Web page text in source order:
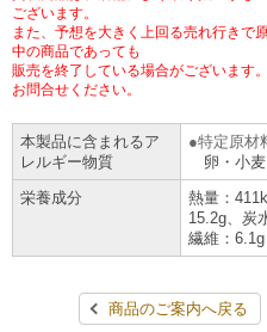
ニンテンドー・ダウンロードカ
スキャン
チケット
スポーツ振興くじ
セブン銀行ATM
各種料金のお支払い
レジでApple Accountにチャージ
チケットぴあ
CNプレイガイド
タワーレコード
停電時のサービス停止のお知ら
貸借対照表・損益計算書
国内店舗数
売上高、店舗数推移
セブン‐イレブンの海外事業
サステナビリティ推進体制
GREEN CHALLENGE 2050
4VISIONS
サステナビリティニュース
サステナビリティレポート
アルバイト情報
店舗検索
お問い合わせ
Language
English (Corporate)
简体中文(服务)
ございます。
また、予想を大きく上回る売れ行きで
中の商品であっても
販売を終了している場合がございます
お問合せください。
本製品に含まれるア
レルギー物質
特定原材
卵・小麦
栄養成分
熱量：
15.2g、炭
繊維：
商品のご案内へ戻る